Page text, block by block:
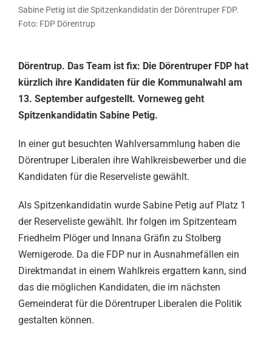
Sabine Petig ist die Spitzenkandidatin der Dörentruper FDP.
Foto: FDP Dörentrup
Dörentrup. Das Team ist fix: Die Dörentruper FDP hat
kürzlich ihre Kandidaten für die Kommunalwahl am
13. September aufgestellt. Vorneweg geht
Spitzenkandidatin Sabine Petig.
In einer gut besuchten Wahlversammlung haben die
Dörentruper Liberalen ihre Wahlkreisbewerber und die
Kandidaten für die Reserveliste gewählt.
Als Spitzenkandidatin wurde Sabine Petig auf Platz 1
der Reserveliste gewählt. Ihr folgen im Spitzenteam
Friedhelm Plöger und Innana Gräfin zu Stolberg
Wernigerode. Da die FDP nur in Ausnahmefällen ein
Direktmandat in einem Wahlkreis ergattern kann, sind
das die möglichen Kandidaten, die im nächsten
Gemeinderat für die Dörentruper Liberalen die Politik
gestalten können.